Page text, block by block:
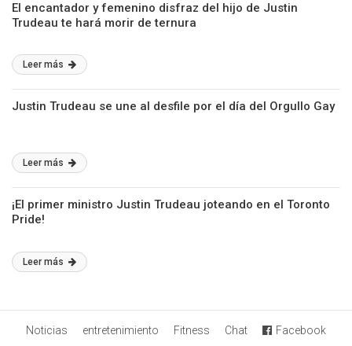
El encantador y femenino disfraz del hijo de Justin
Trudeau te hará morir de ternura
Leer más
Justin Trudeau se une al desfile por el día del Orgullo Gay
Leer más
¡El primer ministro Justin Trudeau joteando en el Toronto
Pride!
Leer más
Noticias entretenimiento Fitness Chat Facebook